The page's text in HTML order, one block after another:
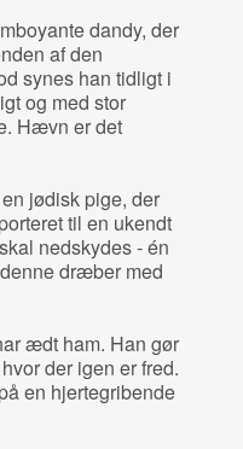
dandy, der
af den
synes han tidligt i
og med stor
Hævn er det
jødisk pige, der
til en ukendt
nedskydes - én
dræber med
ædt ham. Han gør
der igen er fred.
en hjertegribende